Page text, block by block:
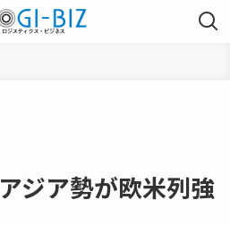
ジア勢が欧米列強